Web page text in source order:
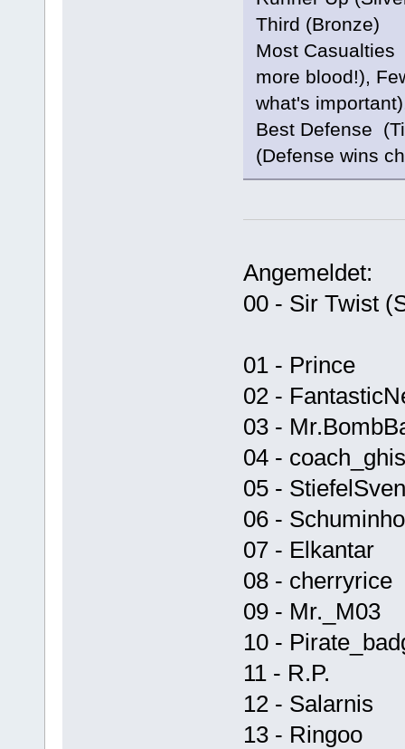
Third (Bronze)
Most Casualties
more blood!),
what's
Best Defense
(Defense wins
Angemeldet:
00 - Sir Twist
01 - Prince
02 -
03 -
04 -
05 - StiefelSven
06 - Schuminho
07 - Elkantar
08 - cherryrice
09 - Mr._M03
10 -
11 - R.P.
12 - Salarnis
13 - Ringoo